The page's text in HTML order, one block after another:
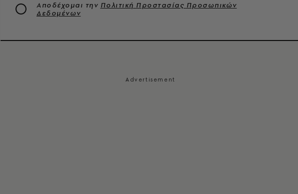
Αποδέχομαι την Πολιτική Προστασίας Προσωπικών
Δεδομένων